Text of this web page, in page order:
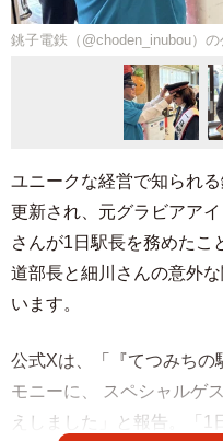
銚子電鉄（@choden_inubou）の
ユニークな経営で知られ
更新され、元グラビアア
さんが1日駅長を務めたこ
道部長と細川さんの意外
います。
公式Xは、「『てつみちの
モニーに、 スペシャルゲ
えしました」と報告。「1